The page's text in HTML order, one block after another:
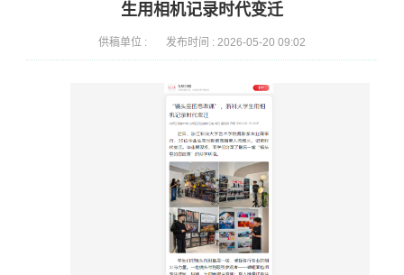
生用相机记录时代变迁
供稿单位 : 发布时间 : 2026-05-20 09:02